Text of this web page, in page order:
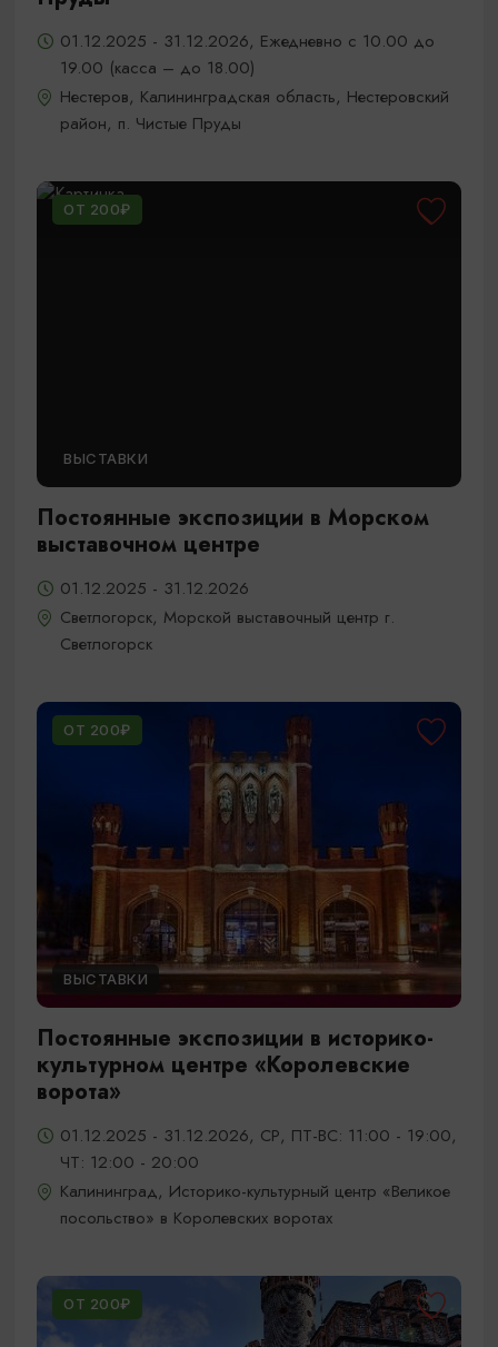
01.12.2025 - 31.12.2026, Ежедневно с 10.00 до
19.00 (касса – до 18.00)
Нестеров, Калининградская область, Нестеровский
район, п. Чистые Пруды
ОТ 200₽
ВЫСТАВКИ
Постоянные экспозиции в Морском
выставочном центре
01.12.2025 - 31.12.2026
Светлогорск, Морской выставочный центр г.
Светлогорск
ОТ 200₽
ВЫСТАВКИ
Постоянные экспозиции в историко-
культурном центре «Королевские
ворота»
01.12.2025 - 31.12.2026, СР, ПТ-ВС: 11:00 - 19:00,
ЧТ: 12:00 - 20:00
Калининград, Историко-культурный центр «Великое
посольство» в Королевских воротах
ОТ 200₽